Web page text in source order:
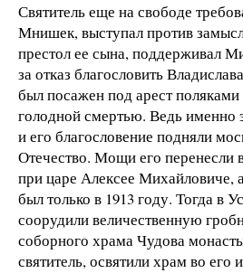
Святитель еще на свободе
Мнишек, выступал против
престол ее сына, поддерживал
за отказ благословить
был посажен под арест
голодной смертью. Ведь именно
и его благословение подняли
Отечество. Мощи его перенесли
при царе Алексее Михайловиче,
был только в 1913 году. Тогда в
соорудили величественную
соборного храма Чудова
святитель, освятили храм во его